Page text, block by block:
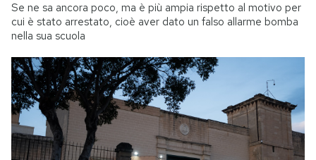
Se ne sa ancora poco, ma è più ampia rispetto al motivo per
cui è stato arrestato, cioè aver dato un falso allarme bomba
nella sua scuola